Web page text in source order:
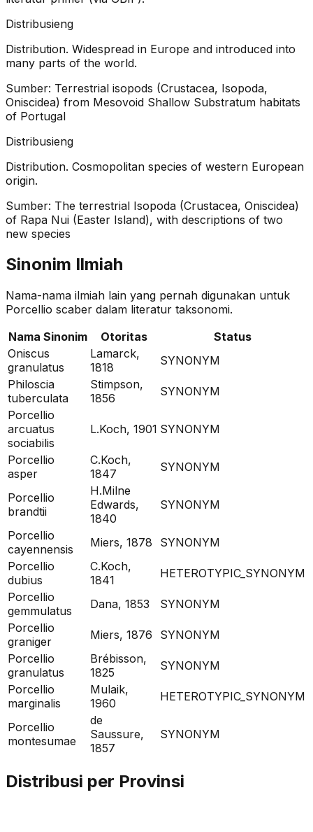
Distribusieng
Distribution. Widespread in Europe and introduced into
many parts of the world.
Sumber: Terrestrial isopods (Crustacea, Isopoda,
Oniscidea) from Mesovoid Shallow Substratum habitats
of Portugal
Distribusieng
Distribution. Cosmopolitan species of western European
origin.
Sumber: The terrestrial Isopoda (Crustacea, Oniscidea)
of Rapa Nui (Easter Island), with descriptions of two
new species
Sinonim Ilmiah
Nama-nama ilmiah lain yang pernah digunakan untuk
Porcellio scaber dalam literatur taksonomi.
Nama Sinonim
Otoritas
Status
Oniscus
granulatus
Lamarck,
1818
SYNONYM
Philoscia
tuberculata
Stimpson,
1856
SYNONYM
Porcellio
arcuatus
sociabilis
L.Koch, 1901 SYNONYM
Porcellio
asper
C.Koch,
1847
SYNONYM
Porcellio
brandtii
H.Milne
Edwards,
1840
SYNONYM
Porcellio
cayennensis
Miers, 1878
SYNONYM
Porcellio
dubius
C.Koch,
1841
HETEROTYPIC_SYNONYM
Porcellio
gemmulatus
Dana, 1853
SYNONYM
Porcellio
graniger
Miers, 1876
SYNONYM
Porcellio
granulatus
Brébisson,
1825
SYNONYM
Porcellio
marginalis
Mulaik,
1960
HETEROTYPIC_SYNONYM
Porcellio
montesumae
de
Saussure,
1857
SYNONYM
Distribusi per Provinsi